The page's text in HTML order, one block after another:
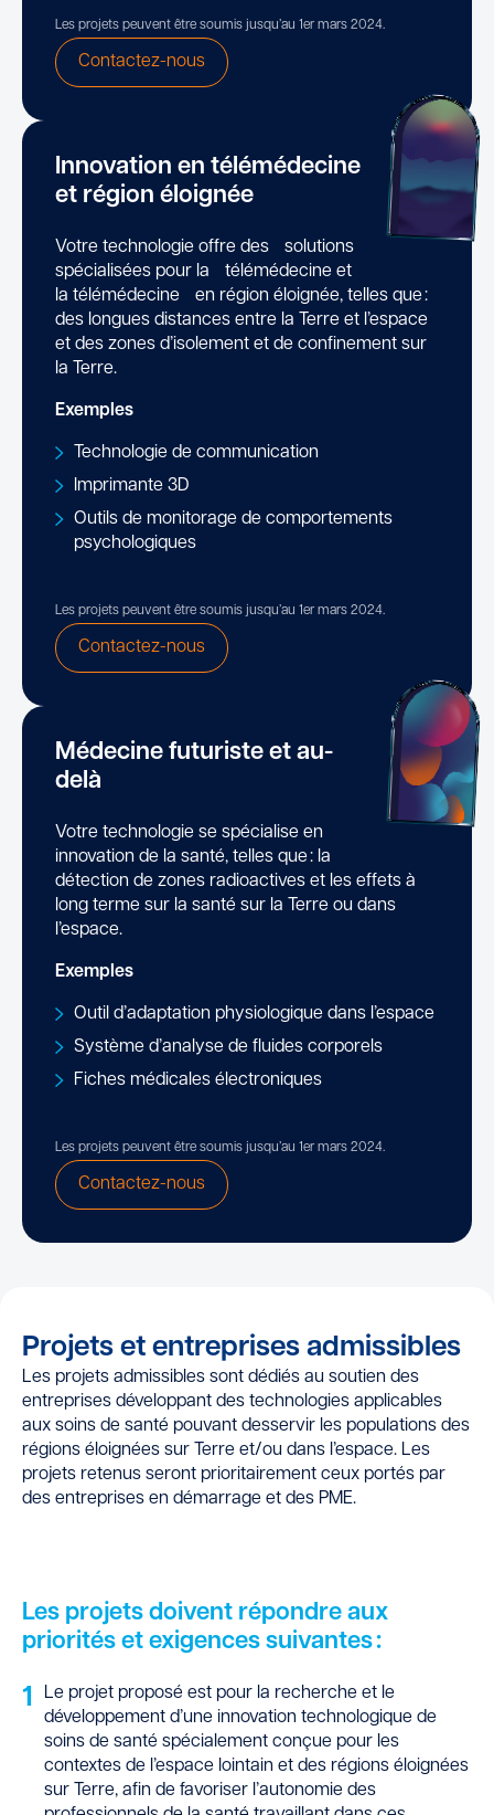
Les projets peuvent être soumis jusqu’au 1er mars 2024.
Contactez-nous
Innovation en télémédecine
et région éloignée
Votre technologie offre des solutions
spécialisées pour la télémédecine et
la télémédecine en région éloignée, telles que :
des longues distances entre la Terre et l’espace
et des zones d’isolement et de confinement sur
la Terre.
Exemples
Technologie de communication
Imprimante 3D
Outils de monitorage de comportements
psychologiques
Les projets peuvent être soumis jusqu’au 1er mars 2024.
Contactez-nous
Médecine futuriste et au-
delà
Votre technologie se spécialise en
innovation de la santé, telles que : la
détection de zones radioactives et les effets à
long terme sur la santé sur la Terre ou dans
l’espace.
Exemples
Outil d’adaptation physiologique dans l’espace
Système d’analyse de fluides corporels
Fiches médicales électroniques
Les projets peuvent être soumis jusqu’au 1er mars 2024.
Contactez-nous
Projets et entreprises admissibles
Les projets admissibles sont dédiés au soutien des
entreprises développant des technologies applicables
aux soins de santé pouvant desservir les populations des
régions éloignées sur Terre et/ou dans l’espace. Les
projets retenus seront prioritairement ceux portés par
des entreprises en démarrage et des PME.
Les projets doivent répondre aux
priorités et exigences suivantes :
1
Le projet proposé est pour la recherche et le
développement d’une innovation technologique de
soins de santé spécialement conçue pour les
contextes de l’espace lointain et des régions éloignées
sur Terre, afin de favoriser l’autonomie des